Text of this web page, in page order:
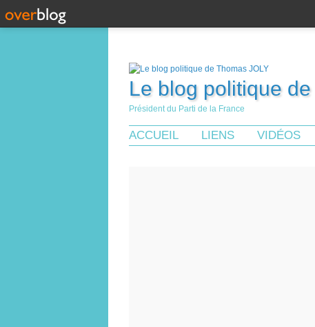
Le blog politique
Président du Parti de la France
ACCUEIL LIENS VIDÉOS